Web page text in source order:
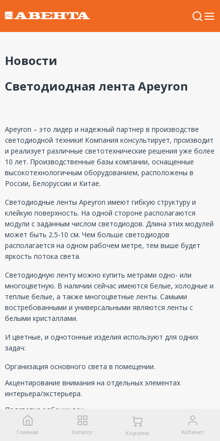
Новости
Светодиодная лента Apeyron
Apeyron – это лидер и надежный партнер в производстве
светодиодной техники! Компания консультирует, производит
и реализует различные светотехнические решения уже более
10 лет. Производственные базы компании, оснащенные
высокотехнологичным оборудованием, расположены в
России, Белоруссии и Китае.
Светодиодные ленты Apeyron имеют гибкую структуру и
клейкую поверхность. На одной стороне располагаются
модули с заданным числом светодиодов. Длина этих модулей
может быть 2.5-10 см. Чем больше светодиодов
располагается на одном рабочем метре, тем выше будет
яркость потока света.
Светодиодную ленту можно купить метрами одно- или
многоцветную. В наличии сейчас имеются белые, холодные и
теплые белые, а также многоцветные ленты. Самыми
востребованными и универсальными являются ленты с
белыми кристаллами.
И цветные, и однотонные изделия используют для одних
задач:
Организация основного света в помещении.
Акцентирование внимания на отдельных элементах
интерьера/экстерьера.
Подсветка рабочих зон.
Освещение стеллажей и витрин.
Главная Каталог Корзина Кабинет